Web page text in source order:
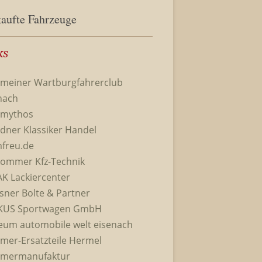
Fahrzeuge
Wartburgfahrerclub
Klassiker Handel
Kfz-Technik
Lackiercenter
Bolte & Partner
Sportwagen GmbH
automobile welt eisenach
Ersatzteile Hermel